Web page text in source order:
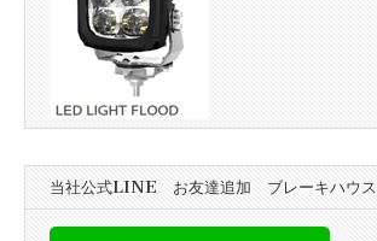
当社公式LINE お友達追加 ブレーキハウス